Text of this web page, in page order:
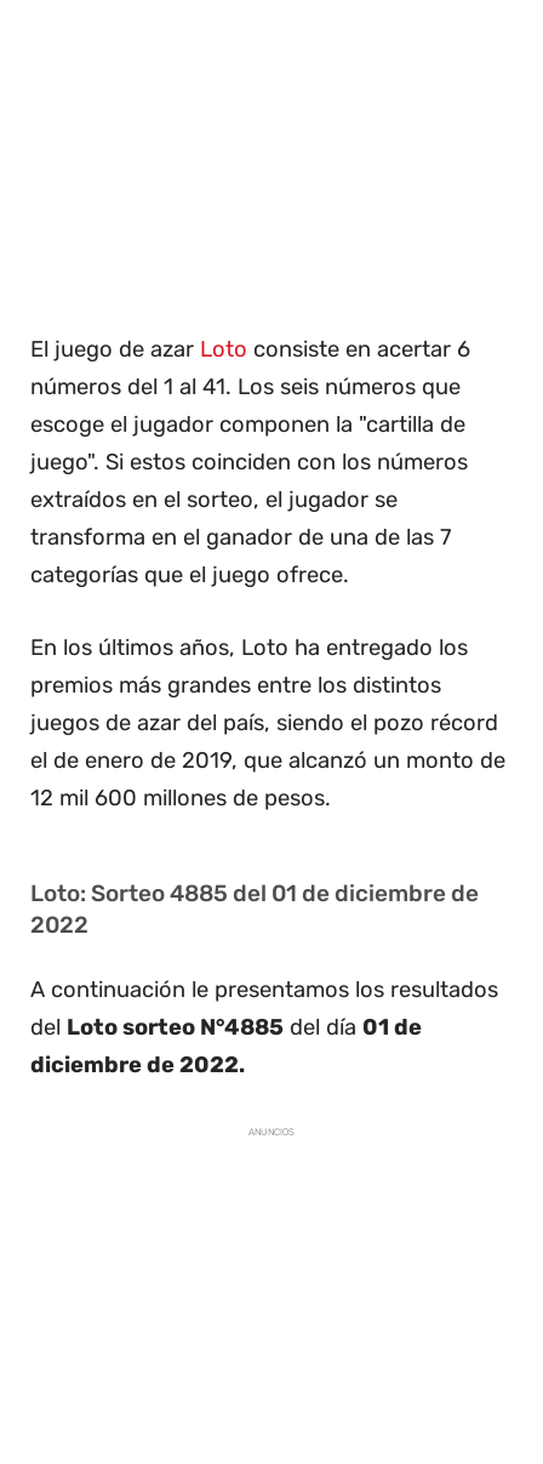
El juego de azar Loto consiste en acertar 6
números del 1 al 41. Los seis números que
escoge el jugador componen la "cartilla de
juego". Si estos coinciden con los números
extraídos en el sorteo, el jugador se
transforma en el ganador de una de las 7
categorías que el juego ofrece.
En los últimos años, Loto ha entregado los
premios más grandes entre los distintos
juegos de azar del país, siendo el pozo récord
el de enero de 2019, que alcanzó un monto de
12 mil 600 millones de pesos.
Loto: Sorteo 4885 del 01 de diciembre de
2022
A continuación le presentamos los resultados
del Loto sorteo N°4885 del día 01 de
diciembre de 2022.
ANUNCIOS